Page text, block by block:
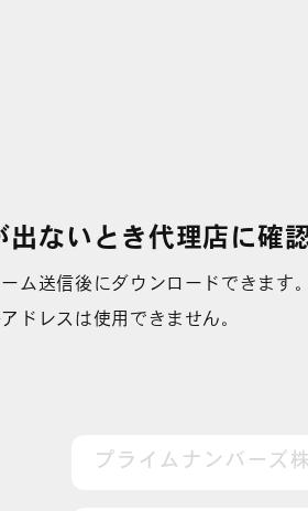
利用した広告
出ないとき代理店に確
ム送信後にダウンロードできます
ドレスは使用できません。